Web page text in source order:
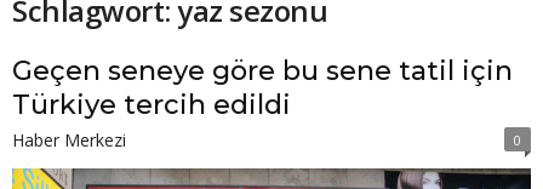
Schlagwort: yaz sezonu
Geçen seneye göre bu sene tatil için
Türkiye tercih edildi
Haber Merkezi 0